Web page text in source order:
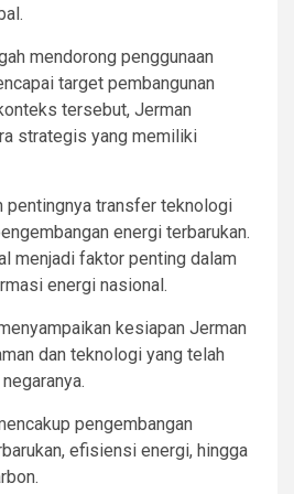
mendorong penggunaan
target pembangunan
tersebut, Jerman
strategis yang memiliki
pentingnya transfer teknologi
energi terbarukan.
menjadi faktor penting dalam
energi nasional.
kesiapan Jerman
dan teknologi yang telah
pengembangan
efisiensi energi, hingga